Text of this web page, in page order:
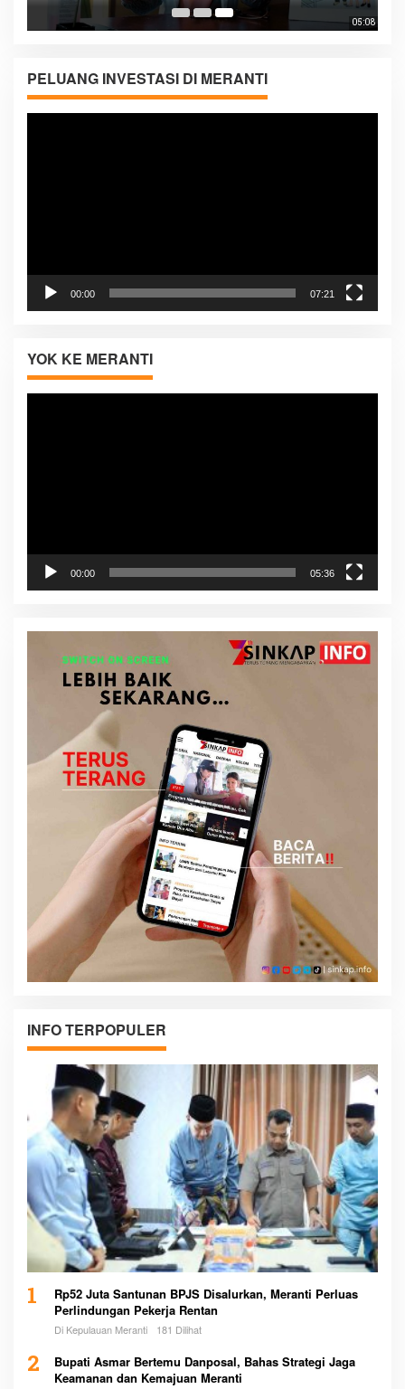
05:08
PELUANG INVESTASI DI MERANTI
00:00 07:21
YOK KE MERANTI
Pemutar
00:00 05:36
INFO TERPOPULER
1
Rp52 Juta Santunan BPJS Disalurkan, Meranti Perluas
Perlindungan Pekerja Rentan
Di Kepulauan Meranti 181 Dilihat
2
Bupati Asmar Bertemu Danposal, Bahas Strategi Jaga
Keamanan dan Kemajuan Meranti